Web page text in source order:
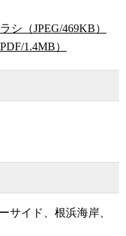
（JPEG/469KB）
1.4MB）
サイド、根浜海岸、